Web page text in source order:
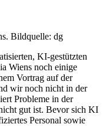
Bildquelle: dg
KI-gestützten
Wiens noch einige
Vortrag auf der
wir noch nicht in der
Probleme in der
gut ist. Bevor sich KI
Personal sowie